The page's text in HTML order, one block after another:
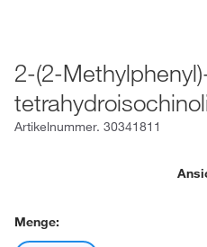
2-(2-
Artikelnummer. 30341811
Menge: